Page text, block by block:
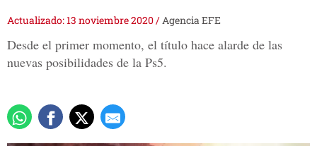
Actualizado: 13 noviembre 2020/Agencia EFE
Desde el primer momento, el título hace alarde de las
nuevas posibilidades de la Ps5.